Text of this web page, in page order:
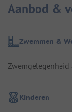
Aanbod &
Zwemmen &
Zwemgelegenheid
Kinderen